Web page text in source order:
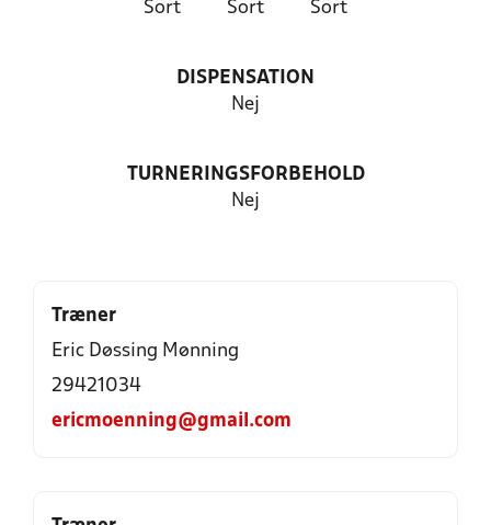
Sort Sort Sort
DISPENSATION
Nej
TURNERINGSFORBEHOLD
Nej
Træner
Eric Døssing Mønning
29421034
ericmoenning@gmail.com